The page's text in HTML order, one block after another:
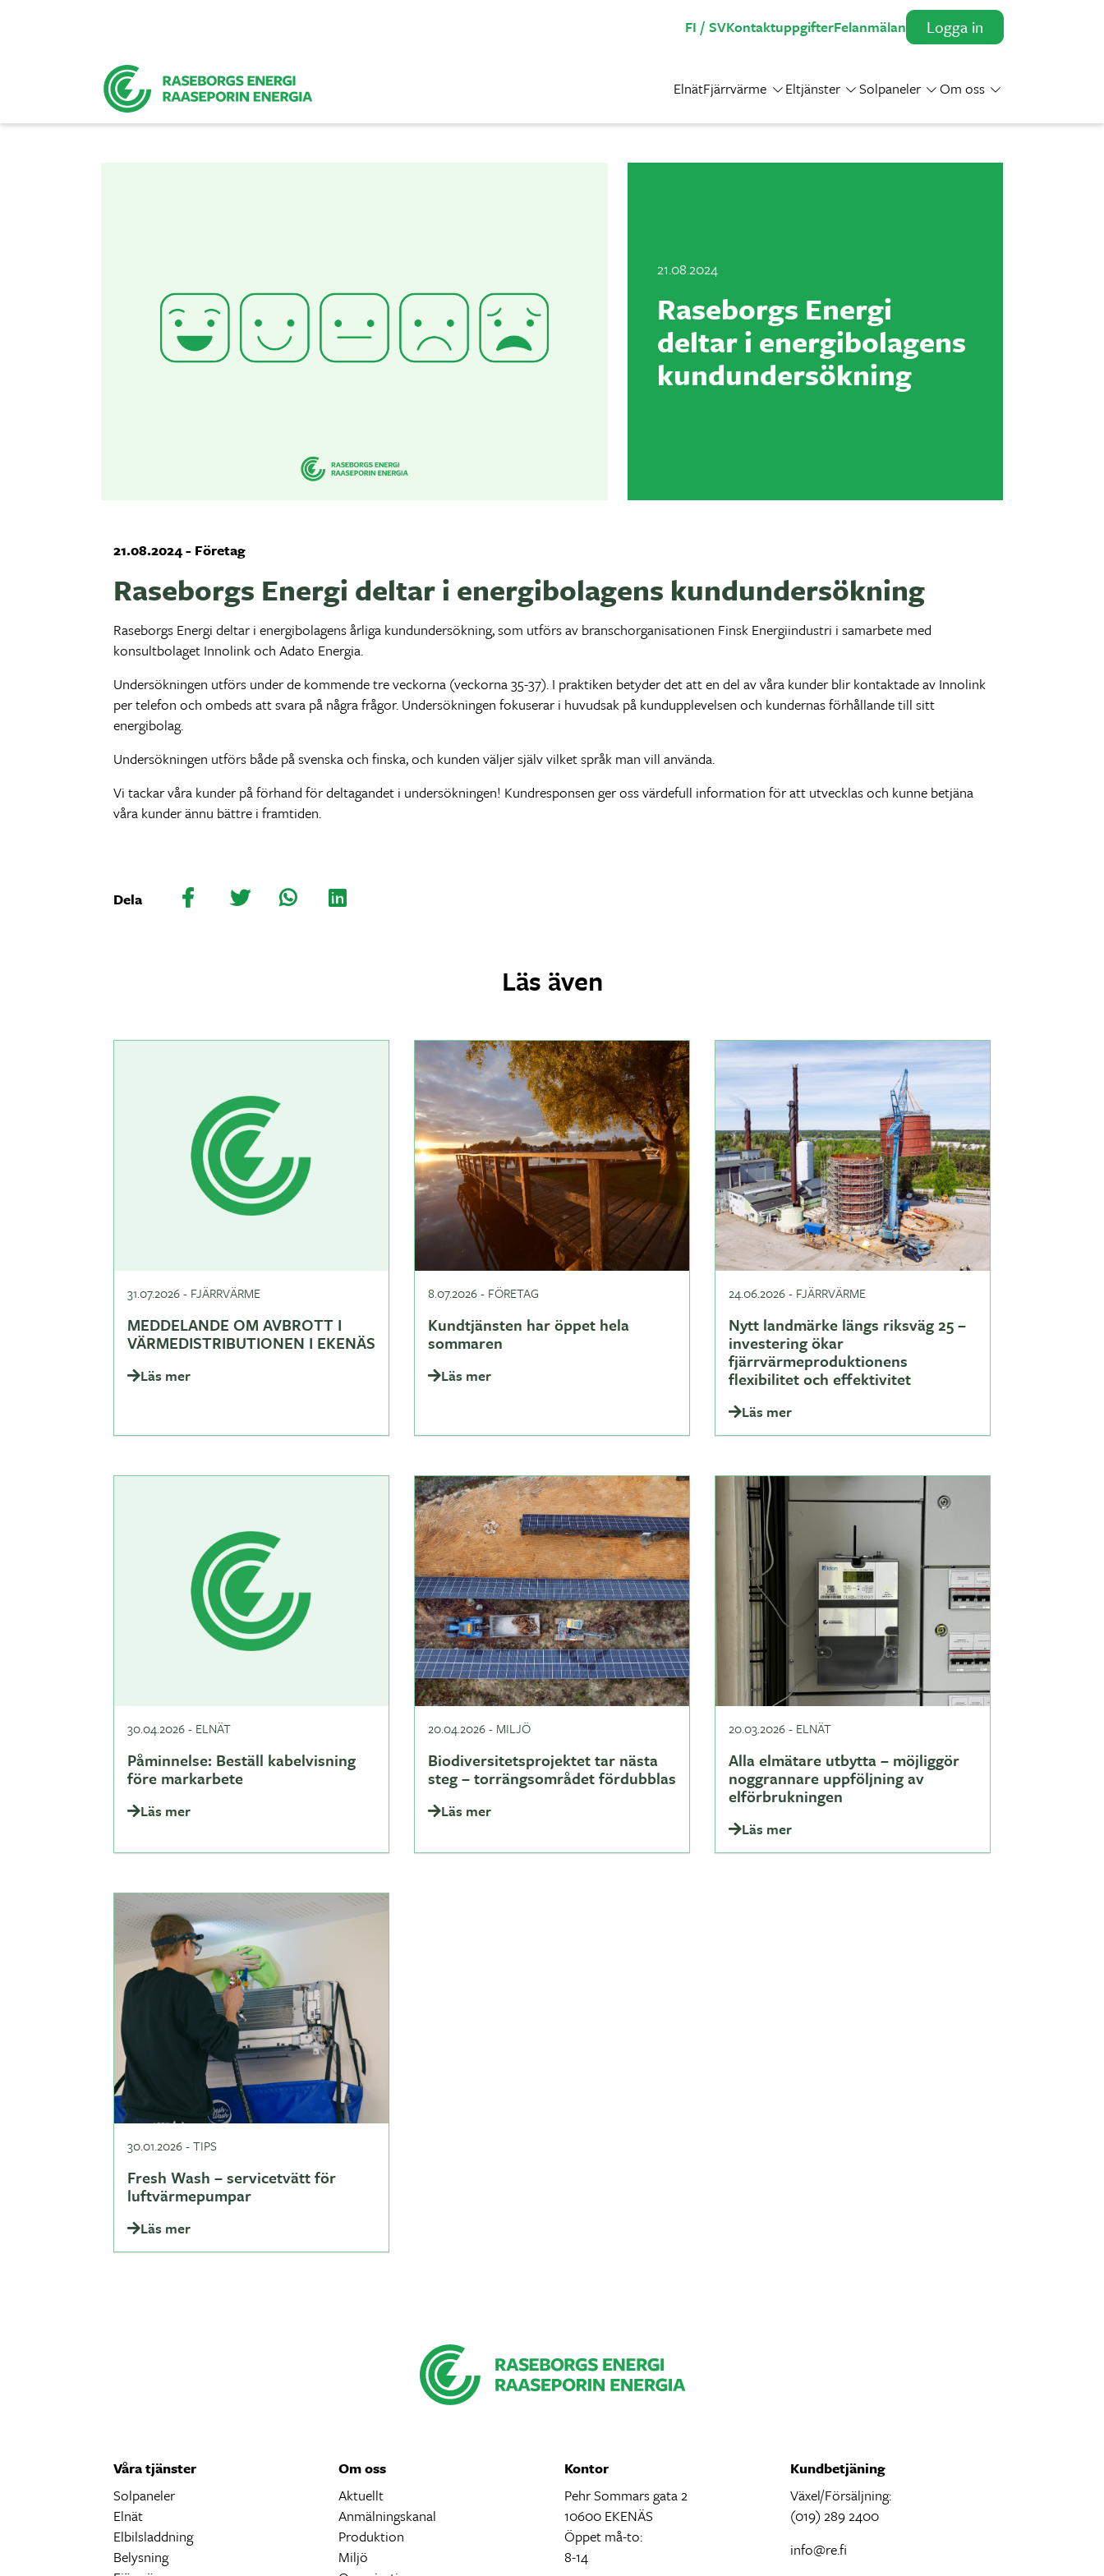
FI SVKontaktuppgifterFelanmälan Logga in
ElnätFjärrvärme Toggle Dropdown
Eltjänster Toggle Dropdown
Solpaneler Toggle Dropdown
Om oss Toggle Dropdown
21.08.2024
Raseborgs Energi
deltar i energibolagens
kundundersökning
21.08.2024 - Företag
Raseborgs Energi deltar i energibolagens kundundersökning
Raseborgs Energi deltar i energibolagens årliga kundundersökning, som utförs av branschorganisationen Finsk Energiindustri i samarbete med
konsultbolaget Innolink och Adato Energia.
Undersökningen utförs under de kommende tre veckorna (veckorna 35-37). I praktiken betyder det att en del av våra kunder blir kontaktade av Innolink
per telefon och ombeds att svara på några frågor. Undersökningen fokuserar i huvudsak på kundupplevelsen och kundernas förhållande till sitt
energibolag.
Undersökningen utförs både på svenska och finska, och kunden väljer själv vilket språk man vill använda.
Vi tackar våra kunder på förhand för deltagandet i undersökningen! Kundresponsen ger oss värdefull information för att utvecklas och kunne betjäna
våra kunder ännu bättre i framtiden.
Dela
Läs även
31.07.2026- FJÄRRVÄRME
MEDDELANDE OM AVBROTT I
VÄRMEDISTRIBUTIONEN I EKENÄS
Läs mer
8.07.2026- FÖRETAG
Kundtjänsten har öppet hela
sommaren
Läs mer
24.06.2026- FJÄRRVÄRME
Nytt landmärke längs riksväg 25 –
investering ökar
fjärrvärmeproduktionens
flexibilitet och effektivitet
Läs mer
30.04.2026- ELNÄT
Påminnelse: Beställ kabelvisning
före markarbete
Läs mer
20.04.2026- MILJÖ
Biodiversitetsprojektet tar nästa
steg – torrängsområdet fördubblas
Läs mer
20.03.2026- ELNÄT
Alla elmätare utbytta – möjliggör
noggrannare uppföljning av
elförbrukningen
Läs mer
30.01.2026-TIPS
Fresh Wash – servicetvätt för
luftvärmepumpar
Läs mer
Våra tjänster
Solpaneler
Elnät
Elbilsladdning
Belysning
Om oss
Aktuellt
Anmälningskanal
Produktion
Miljö
Kontor
Pehr Sommars gata 2
10600 EKENÄS
Öppet må-to:
8-14
Kundbetjäning
Växel/Försäljning:
(019) 289 2400
info@re.fi